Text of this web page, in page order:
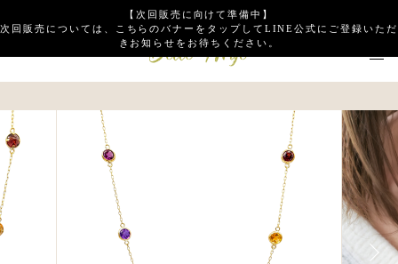
【次回販売に向けて準備中】
次回販売については、こちらのバナーをタップしてLINE公式にご登録いただ
きお知らせをお待ちください。